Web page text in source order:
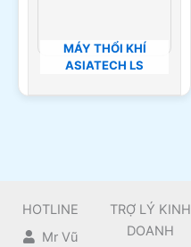
MÁY THỔI KHÍ
ASIATECH LS
HOTLINE
Mr Vũ
TRỢ LÝ KINH
DOANH